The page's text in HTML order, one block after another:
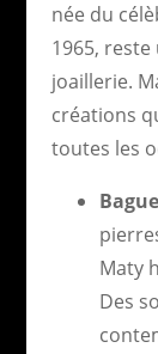
née du
1965,
joaillerie.
créations
toutes les
Maty
Des